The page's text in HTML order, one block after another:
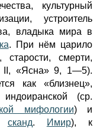
культурный
устроитель
владыка мира в
. При нём царило
смерти,
II, «Ясна» 9, 1—5).
как «близнец»,
(ср.
мифологии) и
сканд. Имир), к